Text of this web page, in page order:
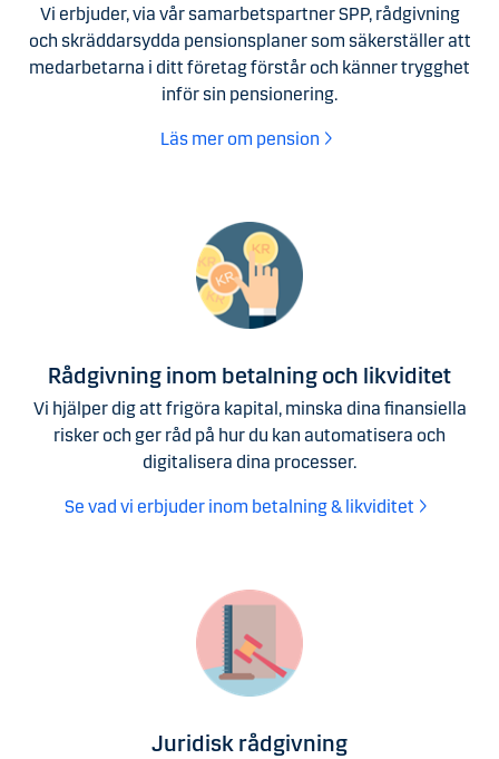
Vi erbjuder, via vår samarbetspartner SPP, rådgivning
och skräddarsydda pensionsplaner som säkerställer att
medarbetarna i ditt företag förstår och känner trygghet
inför sin pensionering.
Läs mer om pension
Rådgivning inom betalning och likviditet
Vi hjälper dig att frigöra kapital, minska dina finansiella
risker och ger råd på hur du kan automatisera och
digitalisera dina processer.
Se vad vi erbjuder inom betalning & likviditet
Juridisk rådgivning